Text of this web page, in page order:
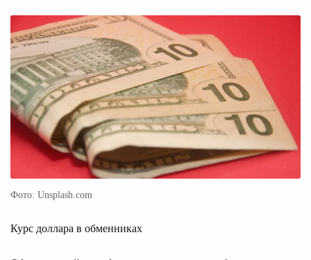
Фото: Unsplash.com
Курс доллара в обменниках